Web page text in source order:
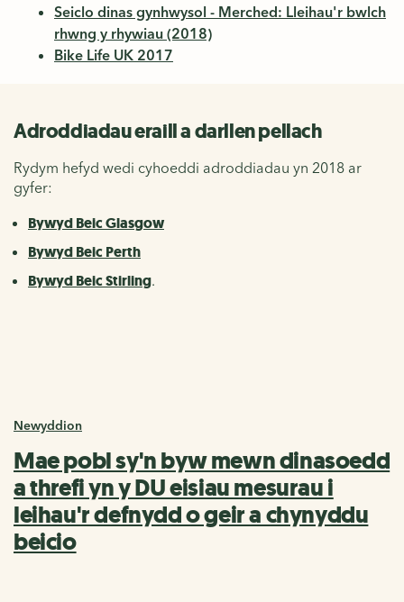
Seiclo dinas gynhwysol - Merched: Lleihau'r bwlch
rhwng y rhywiau (2018)
Bike Life UK 2017
Adroddiadau eraill a darllen pellach
Rydym hefyd wedi cyhoeddi adroddiadau yn 2018 ar
gyfer:
Bywyd Beic Glasgow
Bywyd Beic Perth
Bywyd Beic Stirling.
Newyddion
Mae pobl sy'n byw mewn dinasoedd
a threfi yn y DU eisiau mesurau i
leihau'r defnydd o geir a chynyddu
beicio